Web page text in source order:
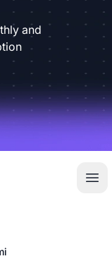
and